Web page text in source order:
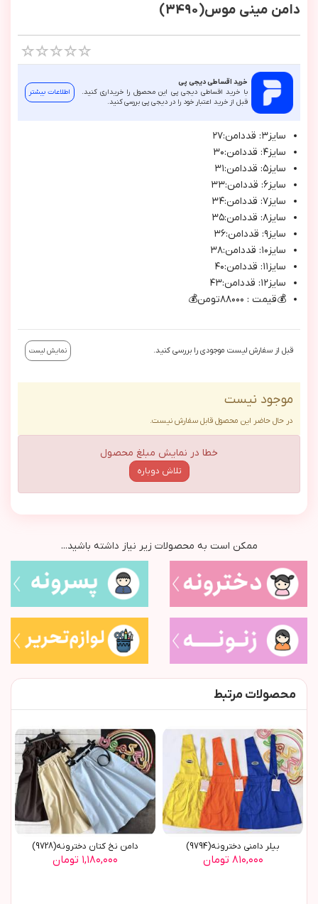
دامن مینی موس(3490)
خرید اقساطی دیجی پی
با خرید اقساطی دیجی پی این محصول را خریداری کنید.
قبل از خرید اعتبار خود را در دیجی پی بررسی کنید.
اطلاعات بیشتر
سايز٣: قددامن:٢٧
سايز٤: قددامن:٣٠
سايز٥: قددامن:٣١
سايز٦: قددامن:٣٣
سايز٧: قددامن:٣٤
سايز٨: قددامن:٣٥
سايز٩: قددامن:٣٦
سايز١٠: قددامن:٣٨
سايز١١: قددامن:٤٠
سايز١٢: قددامن:٤٣
💰قيمت : ٨٨٠٠٠تومن💰
قبل از سفارش لیست موجودی را بررسی کنید. نمایش لیست
موجود نیست
در حال حاضر این محصول قابل سفارش نیست.
خطا در نمایش مبلغ محصول
تلاش دوباره
ممکن است به محصولات زیر نیاز داشته باشید...
محصولات مرتبط
بیلر دامنی دخترونه(9794)
۸۱۰,۰۰۰ تومان
دامن نخ کتان دخترونه(9728)
۱,۱۸۰,۰۰۰ تومان